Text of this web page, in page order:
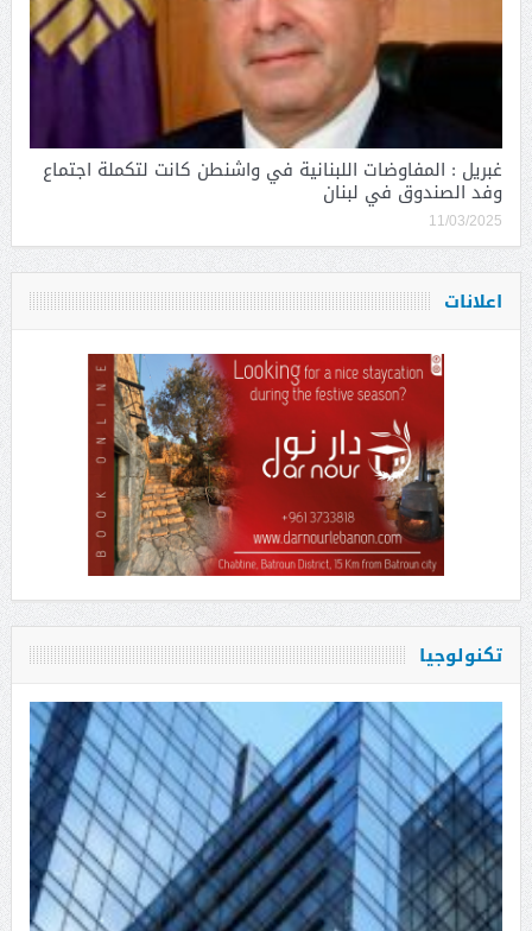
غبريل : المفاوضات اللبنانية في واشنطن كانت لتكملة اجتماع
وفد الصندوق في لبنان
11/03/2025
اعلانات
تكنولوجيا